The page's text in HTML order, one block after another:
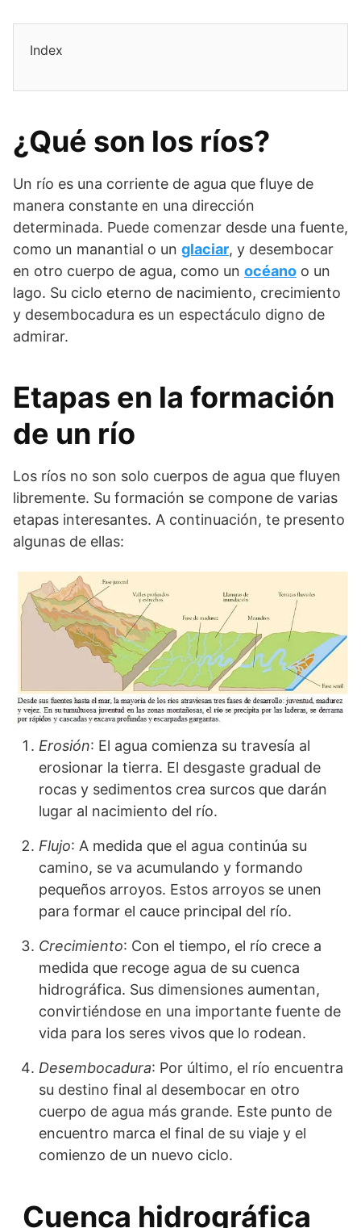
Index
¿Qué son los ríos?
Un río es una corriente de agua que fluye de
manera constante en una dirección
determinada. Puede comenzar desde una fuente,
como un manantial o un glaciar, y desembocar
en otro cuerpo de agua, como un océano o un
lago. Su ciclo eterno de nacimiento, crecimiento
y desembocadura es un espectáculo digno de
admirar.
Etapas en la formación
de un río
Los ríos no son solo cuerpos de agua que fluyen
libremente. Su formación se compone de varias
etapas interesantes. A continuación, te presento
algunas de ellas:
Erosión: El agua comienza su travesía al
erosionar la tierra. El desgaste gradual de
rocas y sedimentos crea surcos que darán
lugar al nacimiento del río.
Flujo: A medida que el agua continúa su
camino, se va acumulando y formando
pequeños arroyos. Estos arroyos se unen
para formar el cauce principal del río.
Crecimiento: Con el tiempo, el río crece a
medida que recoge agua de su cuenca
hidrográfica. Sus dimensiones aumentan,
convirtiéndose en una importante fuente de
vida para los seres vivos que lo rodean.
Desembocadura: Por último, el río encuentra
su destino final al desembocar en otro
cuerpo de agua más grande. Este punto de
encuentro marca el final de su viaje y el
comienzo de un nuevo ciclo.
Cuenca hidrográfica